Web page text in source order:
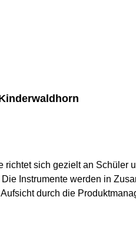
richtet sich gezielt an
Instrumente werden in
durch die
die notwendig sind, um